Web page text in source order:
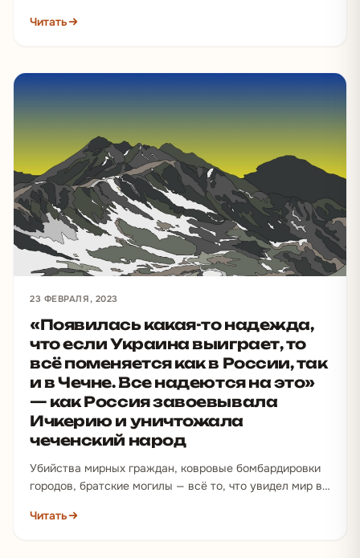
Читать
23 ФЕВРАЛЯ, 2023
«Появилась какая-то надежда,
что если Украина выиграет, то
всё поменяется как в России, так
и в Чечне. Все надеются на это»
— как Россия завоевывала
Ичкерию и уничтожала
чеченский народ
Убийства мирных граждан, ковровые бомбардировки
городов, братские могилы — всё то, что увидел мир в
уже…
Читать